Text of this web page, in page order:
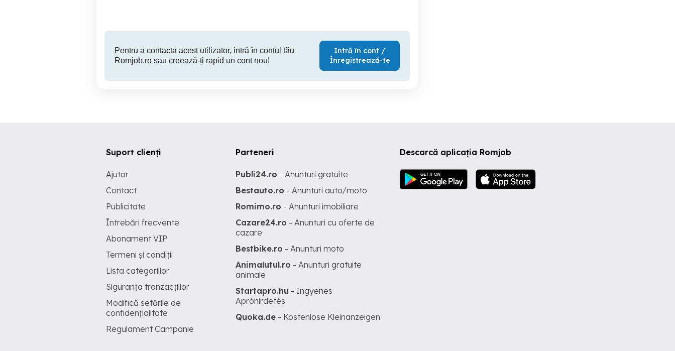
Pentru a contacta acest utilizator, intră în contul tău
Romjob.ro sau creează-ți rapid un cont nou!
Intră în cont /
Înregistrează-te
Descarcă aplicația Romjob
Suport clienți
Ajutor
Contact
Publicitate
Întrebări frecvente
Abonament VIP
Termeni și condiții
Lista categoriilor
Siguranța tranzacțiilor
Modifică setările de
confidențialitate
Regulament Campanie
Parteneri
Publi24.ro - Anunturi gratuite
Bestauto.ro - Anunturi auto/moto
Romimo.ro - Anunturi imobiliare
Cazare24.ro - Anunturi cu oferte de
cazare
Bestbike.ro - Anunturi moto
Animalutul.ro - Anunturi gratuite
animale
Startapro.hu - Ingyenes
Apróhirdetés
Quoka.de - Kostenlose Kleinanzeigen